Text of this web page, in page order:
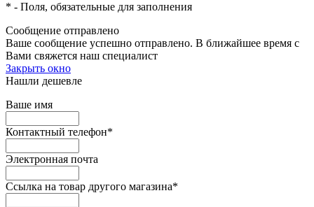
* - Поля, обязательные для заполнения
Сообщение отправлено
Ваше сообщение успешно отправлено. В ближайшее время с
Вами свяжется наш специалист
Закрыть окно
Нашли дешевле
Ваше имя
Контактный телефон*
Электронная почта
Ссылка на товар другого магазина*